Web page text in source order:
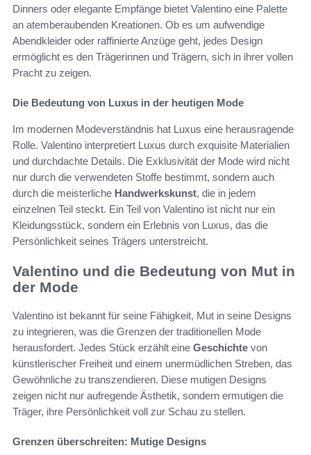
Dinners oder elegante Empfänge bietet Valentino eine Palette
an atemberaubenden Kreationen. Ob es um aufwendige
Abendkleider oder raffinierte Anzüge geht, jedes Design
ermöglicht es den Trägerinnen und Trägern, sich in ihrer vollen
Pracht zu zeigen.
Die Bedeutung von Luxus in der heutigen Mode
Im modernen Modeverständnis hat Luxus eine herausragende
Rolle. Valentino interpretiert Luxus durch exquisite Materialien
und durchdachte Details. Die Exklusivität der Mode wird nicht
nur durch die verwendeten Stoffe bestimmt, sondern auch
durch die meisterliche Handwerkskunst, die in jedem
einzelnen Teil steckt. Ein Teil von Valentino ist nicht nur ein
Kleidungsstück, sondern ein Erlebnis von Luxus, das die
Persönlichkeit seines Trägers unterstreicht.
Valentino und die Bedeutung von Mut in
der Mode
Valentino ist bekannt für seine Fähigkeit, Mut in seine Designs
zu integrieren, was die Grenzen der traditionellen Mode
herausfordert. Jedes Stück erzählt eine Geschichte von
künstlerischer Freiheit und einem unermüdlichen Streben, das
Gewöhnliche zu transzendieren. Diese mutigen Designs
zeigen nicht nur aufregende Ästhetik, sondern ermutigen die
Träger, ihre Persönlichkeit voll zur Schau zu stellen.
Grenzen überschreiten: Mutige Designs